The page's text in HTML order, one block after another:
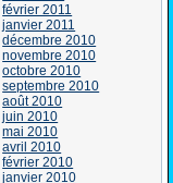
février 2011
janvier 2011
décembre 2010
novembre 2010
octobre 2010
septembre 2010
août 2010
juin 2010
mai 2010
avril 2010
février 2010
janvier 2010